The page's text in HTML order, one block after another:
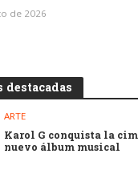
de 2026
destacadas
ARTE
Karol G conquista la
nuevo álbum musical